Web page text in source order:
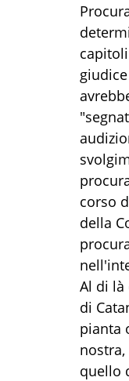
corso
della
Al di là
di
pianta
quello